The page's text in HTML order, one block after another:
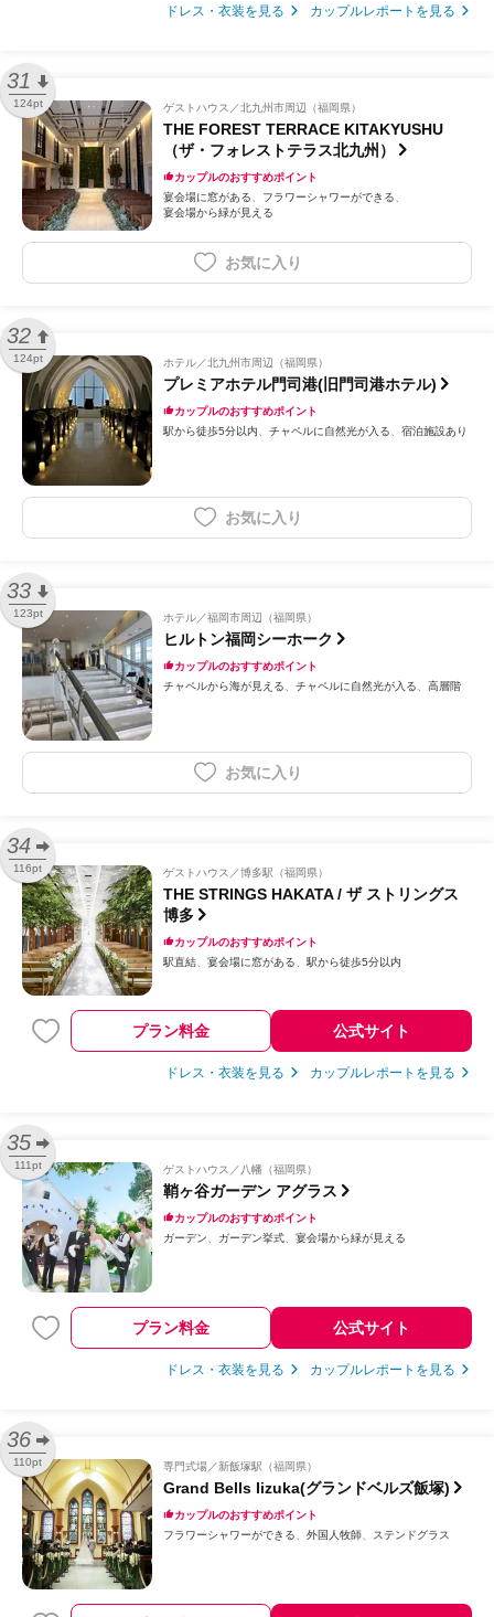
ドレス・衣装を見る カップルレポートを見る
31
124pt ゲストハウス 北九州市周辺（福岡県）
THE FOREST TERRACE KITAKYUSHU
（ザ・フォレストテラス北九州）
カップルのおすすめポイント
宴会場に窓がある
フラワーシャワーができる
宴会場から緑が見える
お気に入り
32
124pt ホテル 北九州市周辺（福岡県）
プレミアホテル門司港(旧門司港ホテル)
カップルのおすすめポイント
駅から徒歩5分以内
チャペルに自然光が入る 宿泊施設あり
お気に入り
33
123pt ホテル 福岡市周辺（福岡県）
ヒルトン福岡シーホーク
カップルのおすすめポイント
チャペルから海が見える
チャペルに自然光が入る 高層階
お気に入り
34
116pt ゲストハウス 博多駅（福岡県）
THE STRINGS HAKATA / ザ ストリングス
博多
カップルのおすすめポイント
駅直結
宴会場に窓がある 駅から徒歩5分以内
プラン料金 公式サイト
ドレス・衣装を見る カップルレポートを見る
35
111pt ゲストハウス 八幡（福岡県）
鞘ヶ谷ガーデン アグラス
カップルのおすすめポイント
ガーデン
ガーデン挙式 宴会場から緑が見える
プラン料金 公式サイト
ドレス・衣装を見る カップルレポートを見る
36
110pt 専門式場 新飯塚駅（福岡県）
Grand Bells Iizuka(グランドベルズ飯塚)
カップルのおすすめポイント
フラワーシャワーができる
外国人牧師 ステンドグラス